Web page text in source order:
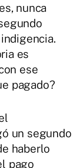
nunca
es
ese
pagado?
un segundo
haberlo
pago